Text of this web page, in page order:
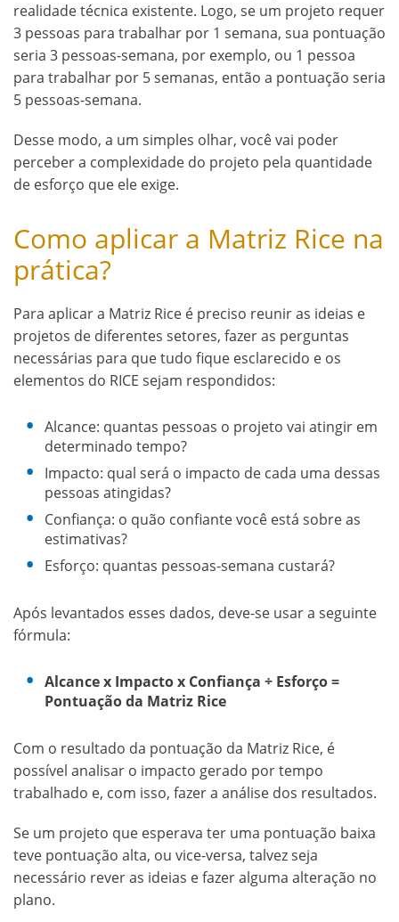
realidade técnica existente. Logo, se um projeto requer
3 pessoas para trabalhar por 1 semana, sua pontuação
seria 3 pessoas-semana, por exemplo, ou 1 pessoa
para trabalhar por 5 semanas, então a pontuação seria
5 pessoas-semana.
Desse modo, a um simples olhar, você vai poder
perceber a complexidade do projeto pela quantidade
de esforço que ele exige.
Como aplicar a Matriz Rice na
prática?
Para aplicar a Matriz Rice é preciso reunir as ideias e
projetos de diferentes setores, fazer as perguntas
necessárias para que tudo fique esclarecido e os
elementos do RICE sejam respondidos:
Alcance: quantas pessoas o projeto vai atingir em
determinado tempo?
Impacto: qual será o impacto de cada uma dessas
pessoas atingidas?
Confiança: o quão confiante você está sobre as
estimativas?
Esforço: quantas pessoas-semana custará?
Após levantados esses dados, deve-se usar a seguinte
fórmula:
Alcance x Impacto x Confiança ÷ Esforço =
Pontuação da Matriz Rice
Com o resultado da pontuação da Matriz Rice, é
possível analisar o impacto gerado por tempo
trabalhado e, com isso, fazer a análise dos resultados.
Se um projeto que esperava ter uma pontuação baixa
teve pontuação alta, ou vice-versa, talvez seja
necessário rever as ideias e fazer alguma alteração no
plano.